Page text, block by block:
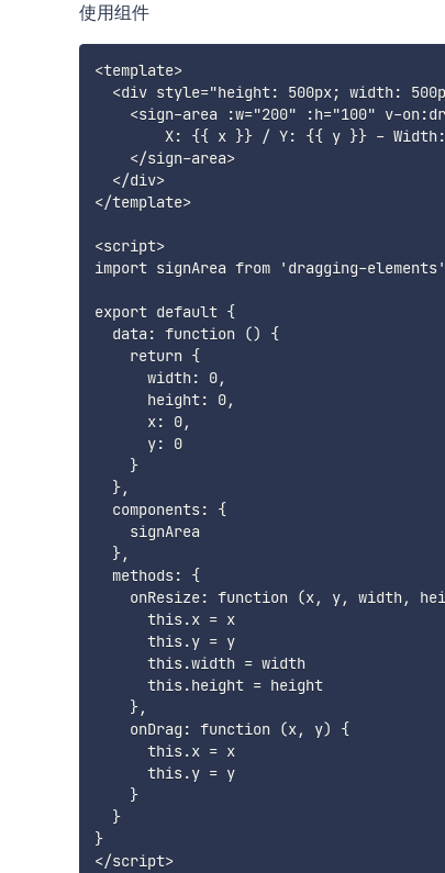
使用组件
<template>
<div style="height: 500px; width:
<sign-area :w="200" :h="100" v-
X: {{ x }} / Y: {{ y }} -
    </sign-area>
  </div>
</template>
<script>
import signArea from 'dragging-elements'
export default {
  data: function () {
    return {
      width: 0,
      height: 0,
      x: 0,
      y: 0
    }
  },
  components: {
    signArea
  },
  methods: {
onResize: function (x, y, width,
      this.x = x
      this.y = y
      this.width = width
      this.height = height
    },
    onDrag: function (x, y) {
      this.x = x
      this.y = y
    }
  }
}
</script>